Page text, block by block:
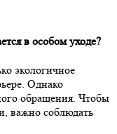
в особом уходе?
экологичное
Однако
обращения. Чтобы
важно соблюдать